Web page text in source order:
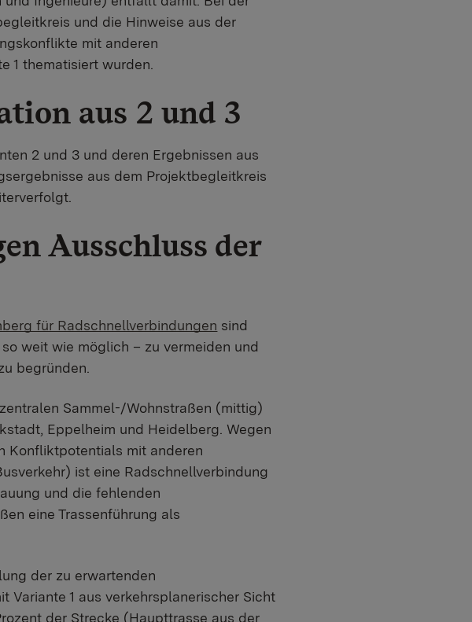
und die Hinweise aus der
mit anderen
1 thematisiert wurden.
aus 2 und 3
2 und 3 und deren Ergebnissen aus
aus dem Projektbegleitkreis
Ausschluss der
für Radschnellverbindungen sind
weit wie möglich – zu vermeiden und
begründen.
Sammel-/Wohnstraßen (mittig)
Eppelheim und Heidelberg. Wegen
Konfliktpotentials mit anderen
ist eine Radschnellverbindung
und die fehlenden
eine Trassenführung als
der zu erwartenden
Variante 1 aus verkehrsplanerischer Sicht
der Strecke (Haupttrasse aus der